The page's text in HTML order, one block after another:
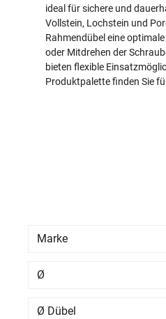
ideal für sichere und
Vollstein, Lochstein und
Rahmendübel eine
oder Mitdrehen der
bieten flexible
Produktpalette finden Sie
Marke
Ø
Ø Dübel